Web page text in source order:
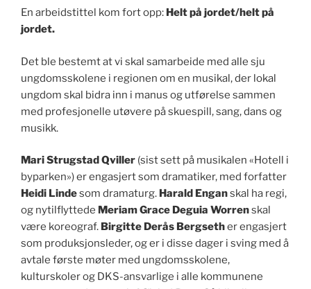
En arbeidstittel kom fort opp: Helt på jordet/helt på
jordet.
Det ble bestemt at vi skal samarbeide med alle sju
ungdomsskolene i regionen om en musikal, der lokal
ungdom skal bidra inn i manus og utførelse sammen
med profesjonelle utøvere på skuespill, sang, dans og
musikk.
Mari Strugstad Qviller (sist sett på musikalen «Hotell i
byparken») er engasjert som dramatiker, med forfatter
Heidi Lindesom dramaturg. Harald Enganskal ha regi,
og nytilflyttede Meriam Grace Deguia Worrenskal
være koreograf. Birgitte Derås Bergsether engasjert
som produksjonsleder, og er i disse dager i sving med å
avtale første møter med ungdomsskolene,
kulturskoler og DKS-ansvarlige i alle kommunene